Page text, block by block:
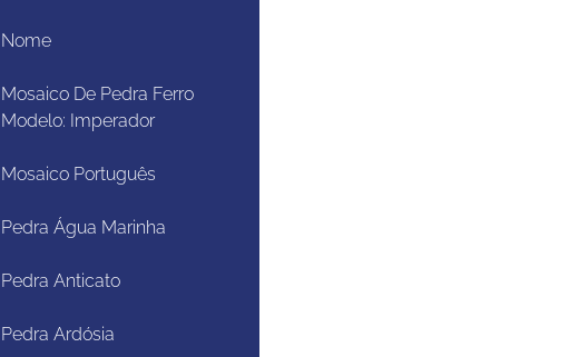
Nome
Mosaico De Pedra Ferro
Modelo: Imperador
Mosaico Português
Pedra Água Marinha
Pedra Anticato
Pedra Ardósia